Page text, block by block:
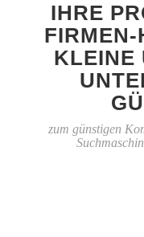
IHRE
FIRMEN-
KLEINE
zum günstigen